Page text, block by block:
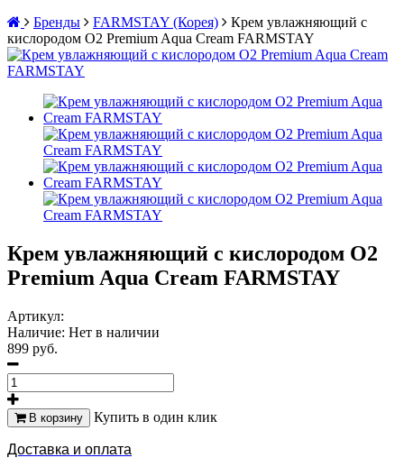
Бренды
FARMSTAY (Корея)
Крем увлажняющий с
кислородом O2 Premium Aqua Cream FARMSTAY
Крем увлажняющий с кислородом O2
Premium Aqua Cream FARMSTAY
Артикул:
Наличие: Нет в наличии
899 руб.
В корзину Купить в один клик
Доставка и оплата